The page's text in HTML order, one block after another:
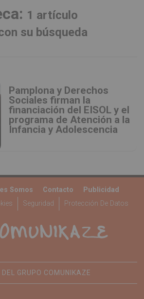
1 artículo
su búsqueda
Pamplona y Derechos
Sociales firman la
financiación del EISOL y el
programa de Atención a la
Infancia y Adolescencia
Somos Contacto
Publicidad
Seguridad Protección De Datos
DEL GRUPO COMUNIKAZE